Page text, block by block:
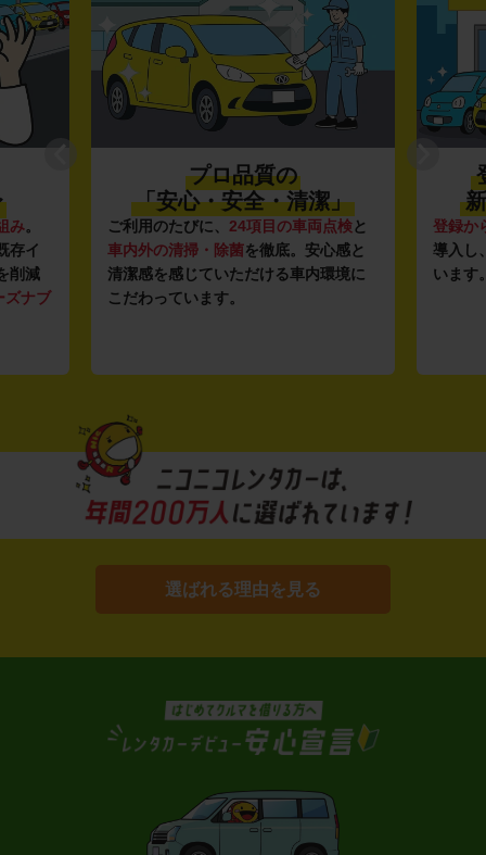
み。
存イ
削減
ズナブ
プロ品質の
「安心・安全・清潔」
ご利用のたびに、 24項目の車両点検と
車内外の清掃・除菌を徹底。安心感と
清潔感を感じていただける車内環境に
こだわっています。
登録か
導入し
います
選ばれる理由を見る